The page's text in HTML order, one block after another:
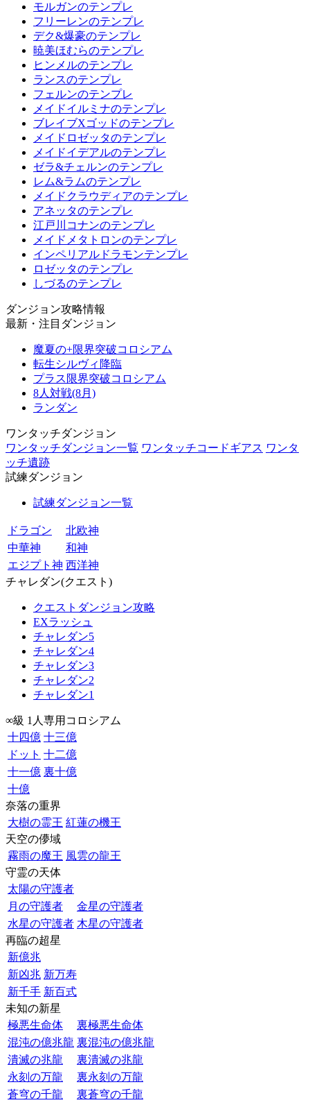
モルガンのテンプレ
フリーレンのテンプレ
デク&爆豪のテンプレ
暁美ほむらのテンプレ
ヒンメルのテンプレ
ランスのテンプレ
フェルンのテンプレ
メイドイルミナのテンプレ
ブレイブXゴッドのテンプレ
メイドロゼッタのテンプレ
メイドイデアルのテンプレ
ゼラ&チェルンのテンプレ
レム&ラムのテンプレ
メイドクラウディアのテンプレ
アネッタのテンプレ
江戸川コナンのテンプレ
メイドメタトロンのテンプレ
インペリアルドラモンテンプレ
ロゼッタのテンプレ
しづるのテンプレ
ダンジョン攻略情報
最新・注目ダンジョン
魔夏の+限界突破コロシアム
転生シルヴィ降臨
プラス限界突破コロシアム
8人対戦(8月)
ランダン
ワンタッチダンジョン
ワンタッチダンジョン一覧 ワンタッチコードギアス ワンタ
ッチ遺跡
試練ダンジョン
試練ダンジョン一覧
ドラゴン
北欧神
中華神
和神
エジプト神 西洋神
チャレダン(クエスト)
クエストダンジョン攻略
EXラッシュ
チャレダン5
チャレダン4
チャレダン3
チャレダン2
チャレダン1
∞級 1人専用コロシアム
十四億 十三億
ドット 十二億
十一億 裏十億
十億
奈落の重界
大樹の霊王 紅蓮の機王
天空の儚域
霧雨の魔王 風雲の龍王
守霊の天体
太陽の守護者
月の守護者
金星の守護者
水星の守護者 木星の守護者
再臨の超星
新億兆
新凶兆 新万寿
新千手 新百式
未知の新星
極悪生命体
裏極悪生命体
混沌の億兆龍 裏混沌の億兆龍
潰滅の兆龍
裏潰滅の兆龍
永刻の万龍
裏永刻の万龍
蒼穹の千龍
裏蒼穹の千龍